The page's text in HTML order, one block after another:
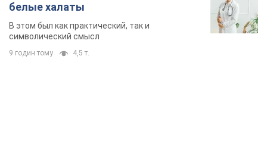
белые халаты
В этом был как практический, так и
символический смысл
9 годин тому 4,5 т.